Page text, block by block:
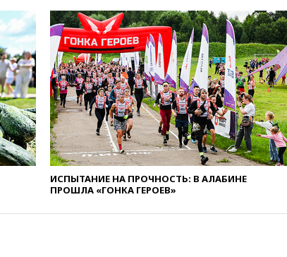
вооружений США достигли
крайне низкого уровня
13:16
«Родина» просит
Верховный суд снять «Яблоко»
с выборов
13:11Путин обсудил с
президентом ОАЭ ситуацию в
Персидском заливе и на
Украине
13:09Суд обязал москвичку
выселить из квартиры
крокодила, лису и других
животных
ИСПЫТАНИЕ НА ПРОЧНОСТЬ: В АЛАБИНЕ
ПРОШЛА «ГОНКА ГЕРОЕВ»